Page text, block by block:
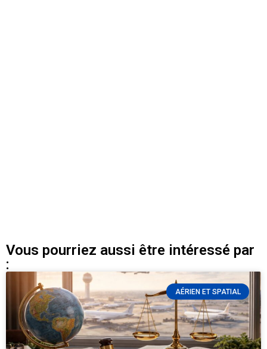
Vous pourriez aussi être intéressé par
:
AÉRIEN ET SPATIAL